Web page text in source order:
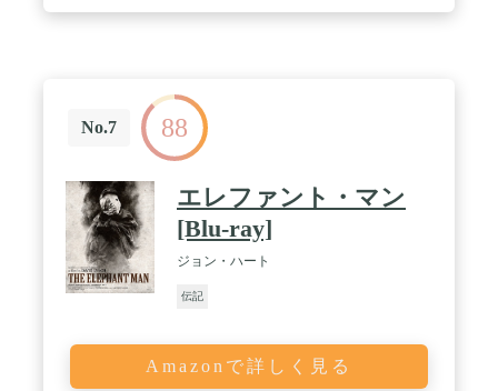
No.7 88
エレファント・マン
[Blu-ray]
ジョン・ハート
伝記
Amazonで詳しく見る